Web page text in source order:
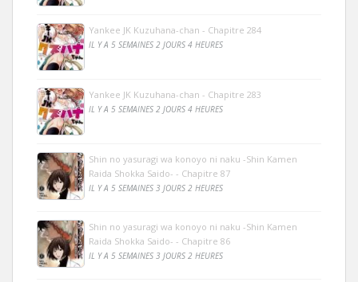
Yankee JK Kuzuhana-chan - Chapitre 284
IL Y A 5 SEMAINES 2 JOURS 4 HEURES
Yankee JK Kuzuhana-chan - Chapitre 283
IL Y A 5 SEMAINES 2 JOURS 4 HEURES
Shin no yasuragi wa konoyo ni naku -Shin Kamen
Raida Shokka Saido- - Chapitre 87
IL Y A 5 SEMAINES 3 JOURS 2 HEURES
Shin no yasuragi wa konoyo ni naku -Shin Kamen
Raida Shokka Saido- - Chapitre 86
IL Y A 5 SEMAINES 3 JOURS 2 HEURES